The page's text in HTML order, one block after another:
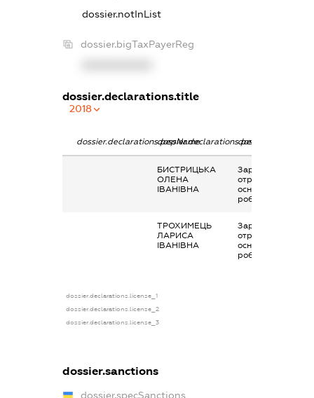
dossier.notInList
dossier.bigTaxPayerReg
dossier.declarations.title
2018
dossier.declarations.pepNamedossier.declarations.personName
БИСТРИЦЬКА
ОЛЕНА
ІВАНІВНА
Заробітна плата
отримана за
основним місцем
роботи
ТРОХИМЕЦЬ
ЛАРИСА
ІВАНІВНА
Заробітна плата
отримана за
основним місцем
роботи
dossier.declarations.license_1
dossier.declarations.license_2
dossier.declarations.license_3
dossier.sanctions
dossier.specSanctions